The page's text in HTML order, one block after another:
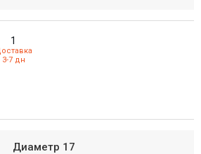
1
3-7 дн
Диаметр 17